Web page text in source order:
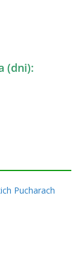
(dni):
Pucharach